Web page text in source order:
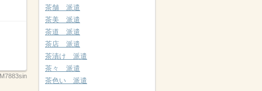
茶舗 派遣
茶美 派遣
茶道 派遣
茶店 派遣
茶漬け 派遣
茶々 派遣
茶色い 派遣